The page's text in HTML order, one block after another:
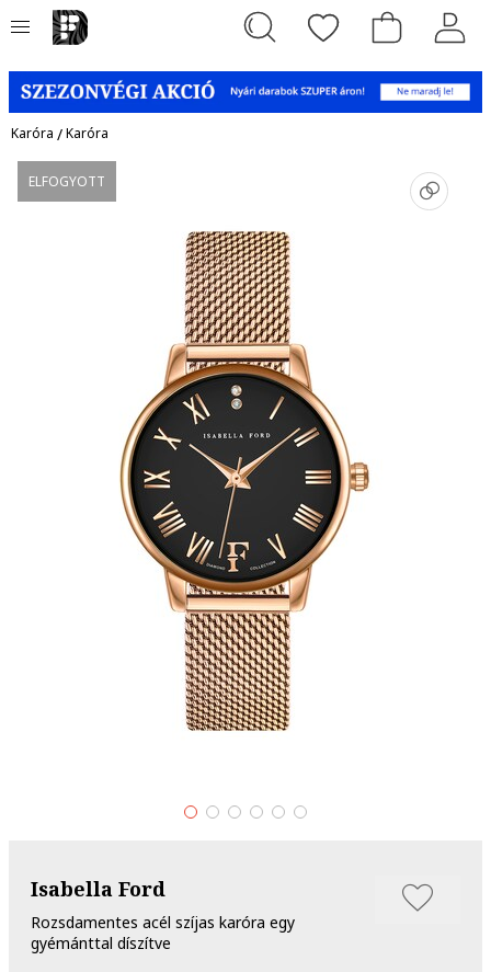
Karóra /Karóra
ELFOGYOTT
Isabella Ford
Rozsdamentes acél szíjas karóra egy
gyémánttal díszítve